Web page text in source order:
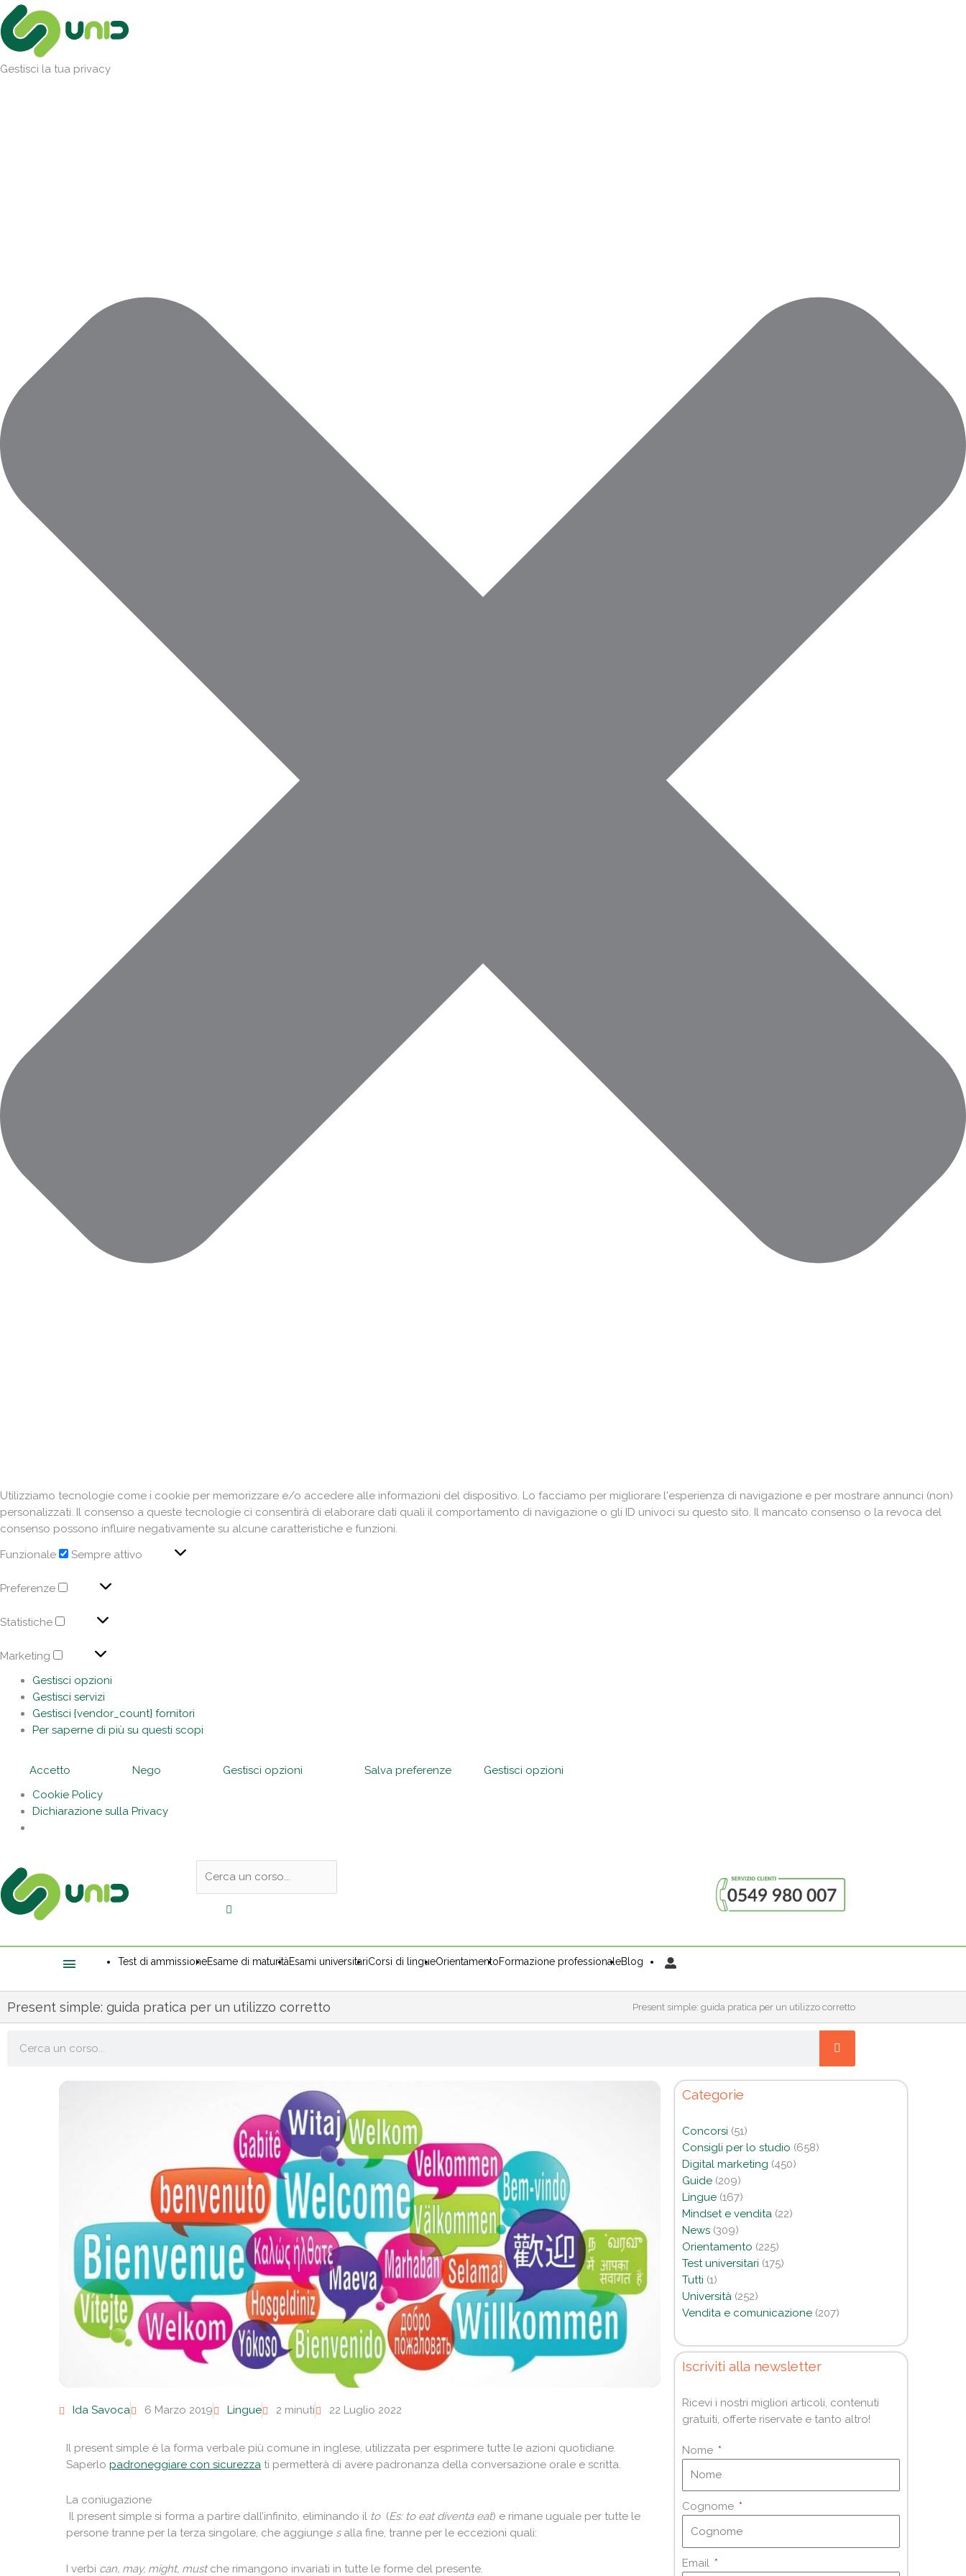
Gestisci la tua privacy
Utilizziamo tecnologie come i cookie per memorizzare e/o accedere alle informazioni del dispositivo. Lo facciamo per migliorare l'esperienza di navigazione e per mostrare annunci (non)
personalizzati. Il consenso a queste tecnologie ci consentirà di elaborare dati quali il comportamento di navigazione o gli ID univoci su questo sito. Il mancato consenso o la revoca del
consenso possono influire negativamente su alcune caratteristiche e funzioni.
Funzionale
Sempre attivo
Preferenze
Statistiche
Marketing
Gestisci opzioni
Gestisci servizi
Gestisci {vendor_count} fornitori
Per saperne di più su questi scopi
Accetto Nego Gestisci opzioni Salva preferenze
Gestisci opzioni
Cookie Policy
Dichiarazione sulla Privacy
Vai
al
contenuto
l'header
Test di ammissioneEsame di maturitàEsami universitariCorsi di lingueOrientamentoFormazione professionaleBlog
Present simple: guida pratica per un utilizzo corretto Present simple: guida pratica per un utilizzo corretto
Ida Savoca 6 Marzo 2019 Lingue 2 minuti 22 Luglio 2022
Il present simple è la forma verbale più comune in inglese, utilizzata per esprimere tutte le azioni quotidiane.
Saperlo padroneggiare con sicurezza ti permetterà di avere padronanza della conversazione orale e scritta.
La coniugazione
Il present simple si forma a partire dall’infinito, eliminando il to (Es: to eat diventa eat) e rimane uguale per tutte le
persone tranne per la terza singolare, che aggiunge s alla fine, tranne per le eccezioni quali:
I verbi can, may, might, mustche rimangono invariati in tutte le forme del presente.
Categorie
Concorsi (51)
Consigli per lo studio (658)
Digital marketing (450)
Guide(209)
Lingue(167)
Mindset e vendita(22)
News(309)
Orientamento (225)
Test universitari (175)
Tutti (1)
Università(252)
Vendita e comunicazione(207)
Iscriviti alla newsletter
Ricevi i nostri migliori articoli, contenuti
gratuiti, offerte riservate e tanto altro!
Nome
Cognome
Email